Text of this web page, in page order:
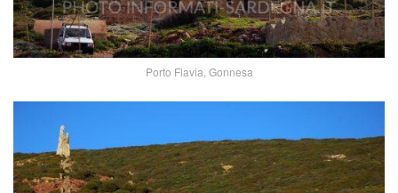
Porto Flavia, Gonnesa